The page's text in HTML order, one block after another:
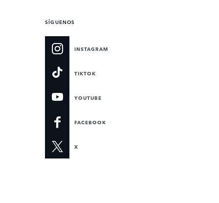
SÍGUENOS
INSTAGRAM
TIKTOK
YOUTUBE
FACEBOOK
X